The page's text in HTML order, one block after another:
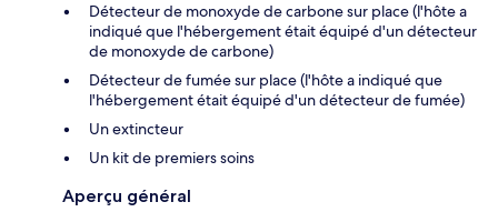
Détecteur de monoxyde de carbone sur place (l'hôte a
indiqué que l'hébergement était équipé d'un détecteur
de monoxyde de carbone)
Détecteur de fumée sur place (l'hôte a indiqué que
l'hébergement était équipé d'un détecteur de fumée)
Un extincteur
Un kit de premiers soins
Aperçu général